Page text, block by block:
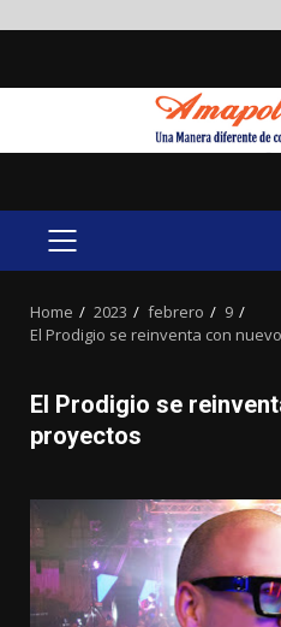
PRIMARY
Home 2023 febrero
9
El Prodigio se reinventa con
El Prodigio se
proyectos